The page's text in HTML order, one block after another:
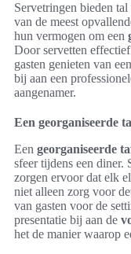
Servetringen bieden
van de meest
hun vermogen om een
Door servetten
gasten genieten van
bij aan een
aangenamer.
Een georganiseerde
Een georganiseerde
sfeer tijdens een diner.
zorgen ervoor dat elk
niet alleen zorg voor
van gasten voor de
presentatie bij aan de
het de manier waarop